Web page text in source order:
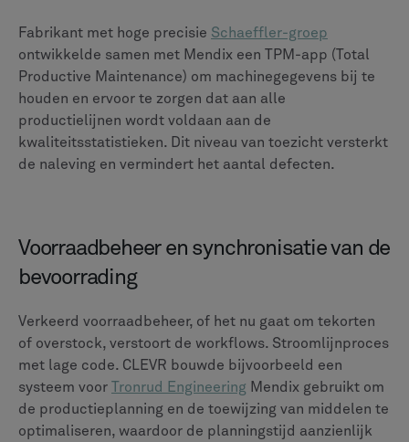
Fabrikant met hoge precisie Schaeffler-groep
ontwikkelde samen met Mendix een TPM-app (Total
Productive Maintenance) om machinegegevens bij te
houden en ervoor te zorgen dat aan alle
productielijnen wordt voldaan aan de
kwaliteitsstatistieken. Dit niveau van toezicht versterkt
de naleving en vermindert het aantal defecten.
Voorraadbeheer en synchronisatie van de
bevoorrading
Verkeerd voorraadbeheer, of het nu gaat om tekorten
of overstock, verstoort de workflows. Stroomlijnproces
met lage code. CLEVR bouwde bijvoorbeeld een
systeem voor
Tronrud Engineering Mendix gebruikt om
de productieplanning en de toewijzing van middelen te
optimaliseren, waardoor de planningstijd aanzienlijk